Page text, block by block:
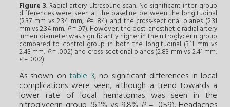
Figure 3. Radial artery ultrasound scan. No significant inter-group
differences were seen at the baseline between the longitudinal
(2.37 mm vs 2.34 mm; P= .84) and the cross-sectional planes (2.31
mm vs 2.34 mm; P= .97). However, the post-anesthetic radial artery
lumen diameter was significantly higher in the nitroglycerin group
compared to control group in both the longitudinal (3.11 mm vs
2.43 mm; P= .002) and cross-sectional planes (2.83 mm vs 2.41 mm;
P= .002).
As shown ontable 3, no significant differences in local
complications were seen, although a trend towards a
lower rate of local hematomas was seen in the